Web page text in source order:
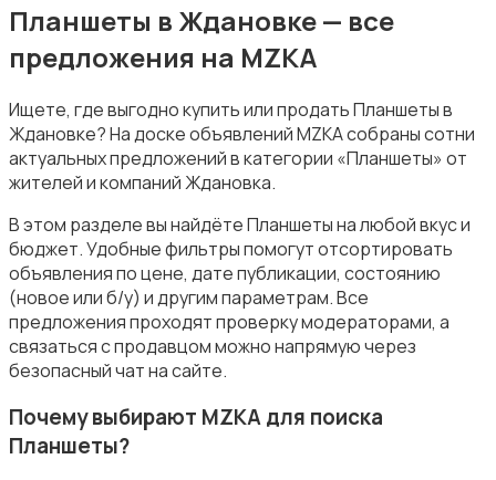
Планшеты в Ждановке — все
предложения на MZKA
Ищете, где выгодно купить или продать Планшеты в
Ждановке? На доске объявлений MZKA собраны сотни
актуальных предложений в категории «Планшеты» от
жителей и компаний Ждановка.
В этом разделе вы найдёте Планшеты на любой вкус и
бюджет. Удобные фильтры помогут отсортировать
объявления по цене, дате публикации, состоянию
(новое или б/у) и другим параметрам. Все
предложения проходят проверку модераторами, а
связаться с продавцом можно напрямую через
безопасный чат на сайте.
Почему выбирают MZKA для поиска
Планшеты?